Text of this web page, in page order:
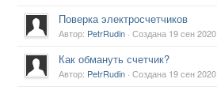
Поверка электросчетчиков
Автор: PetrRudin · Создана 19 сен 2020
Как обмануть счетчик?
Автор: PetrRudin · Создана 19 сен 2020